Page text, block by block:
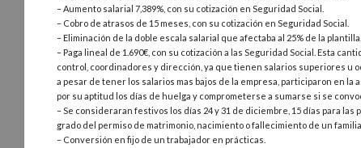
– Aumento salarial 7,389%, con su cotización en Seguridad Social.
– Cobro de atrasos de 15 meses, con su cotización en Seguridad Social.
– Eliminación de la doble escala salarial que afectaba al 25% de la plantilla.
– Paga lineal de 1.690€, con su cotización a las Seguridad Social. Esta
control, coordinadores y dirección, ya que tienen salarios superiores u
a pesar de tener los salarios mas bajos de la empresa, participaron en
por su aptitud los días de huelga y comprometerse a sumarse si se
– Se consideraran festivos los días 24 y 31 de diciembre, 15 días para
grado del permiso de matrimonio, nacimiento o fallecimiento de un
– Conversión en fijo de un trabajador en prácticas.